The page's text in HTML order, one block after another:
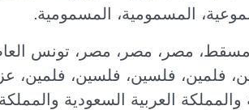
المسمومية، المسمومية.
مصر، مصر، مصر، تونس
فلسين، فلسين، فلمين،
العربية السعودية